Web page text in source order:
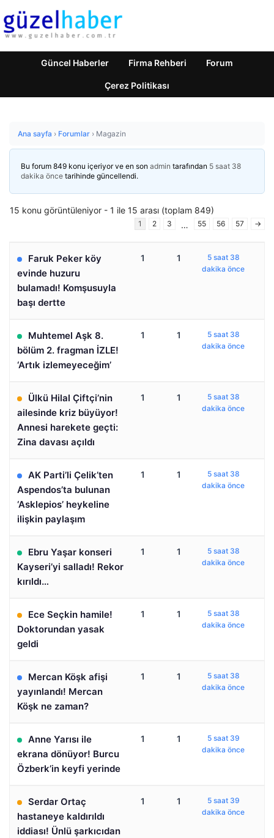
Güncel Haberler Firma Rehberi Forum
Çerez Politikası
Ana sayfa › Forumlar › Magazin
Bu forum 849 konu içeriyor ve en son admin tarafından 5 saat 38
dakika önce tarihinde güncellendi.
15 konu görüntüleniyor - 1 ile 15 arası (toplam 849)
1 2 3 … 55 56 57 →
Faruk Peker köy
evinde huzuru
bulamadı! Komşusuyla
başı dertte
1 1
5 saat 38
dakika önce
Muhtemel Aşk 8.
bölüm 2. fragman İZLE!
‘Artık izlemeyeceğim’
1 1
5 saat 38
dakika önce
Ülkü Hilal Çiftçi’nin
ailesinde kriz büyüyor!
Annesi harekete geçti:
Zina davası açıldı
1 1
5 saat 38
dakika önce
AK Parti’li Çelik’ten
Aspendos’ta bulunan
‘Asklepios’ heykeline
ilişkin paylaşım
1 1
5 saat 38
dakika önce
Ebru Yaşar konseri
Kayseri’yi salladı! Rekor
kırıldı…
1 1
5 saat 38
dakika önce
Ece Seçkin hamile!
Doktorundan yasak
geldi
1 1
5 saat 38
dakika önce
Mercan Köşk afişi
yayınlandı! Mercan
Köşk ne zaman?
1 1
5 saat 38
dakika önce
Anne Yarısı ile
ekrana dönüyor! Burcu
Özberk’in keyfi yerinde
1 1
5 saat 39
dakika önce
Serdar Ortaç
hastaneye kaldırıldı
iddiası! Ünlü şarkıcıdan
1 1
5 saat 39
dakika önce